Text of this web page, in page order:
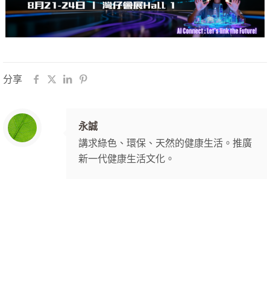
分享
永誠
講求綠色、環保、天然的健康生活。推廣
新一代健康生活文化。